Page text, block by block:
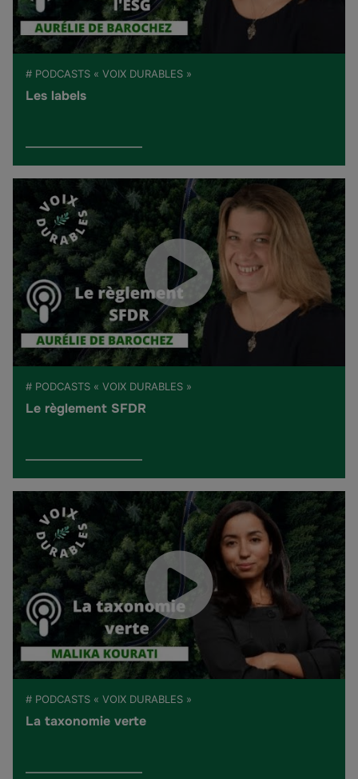
# PODCASTS « VOIX DURABLES »
Les labels
# PODCASTS « VOIX DURABLES »
Le règlement SFDR
# PODCASTS « VOIX DURABLES »
La taxonomie verte